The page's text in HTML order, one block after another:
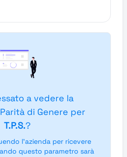
a vedere la
di Genere per
T.P.S.?
l'azienda per ricevere
questo parametro sarà